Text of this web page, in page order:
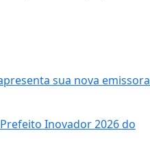
sua nova emissora
Inovador 2026 do